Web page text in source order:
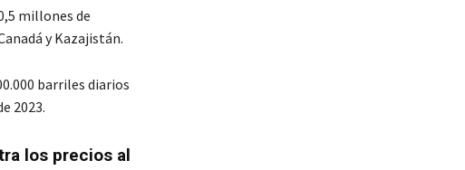
millones de
y Kazajistán.
barriles diarios
2023.
los precios al